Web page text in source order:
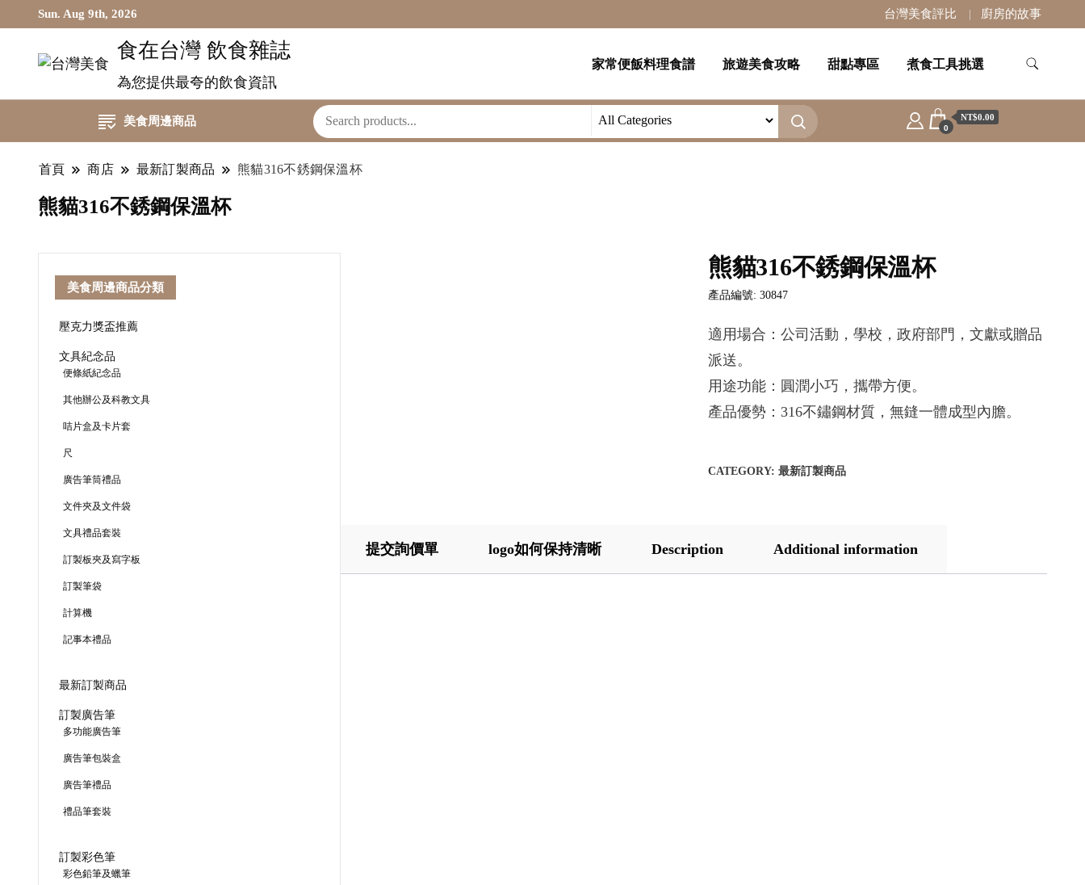
Sun. Aug 9th, 2026 台灣美食評比 廚房的故事
食在台灣 飲食雜誌
為您提供最夸的飲食資訊
家常便飯料理食譜 旅遊美食攻略 甜點專區 煮食工具挑選
美食周邊商品 0
NT$0.00
首頁 商店 最新訂製商品 熊貓316不銹鋼保溫杯
熊貓316不銹鋼保溫杯
熊貓316不銹鋼保溫杯
產品編號: 30847
適用場合：公司活動，學校，政府部門，文獻或贈品
派送。
用途功能：圓潤小巧，攜帶方便。
產品優勢：316不鏽鋼材質，無鏠一體成型內膽。
CATEGORY: 最新訂製商品
提交詢價單 logo如何保持清晰 Description Additional information
美食周邊商品分類
壓克力獎盃推薦
文具紀念品
便條紙紀念品
其他辦公及科教文具
咭片盒及卡片套
尺
廣告筆筒禮品
文件夾及文件袋
文具禮品套裝
訂製板夾及寫字板
訂製筆袋
計算機
記事本禮品
最新訂製商品
訂製廣告筆
多功能廣告筆
廣告筆包裝盒
廣告筆禮品
禮品筆套裝
訂製彩色筆
彩色鉛筆及蠟筆